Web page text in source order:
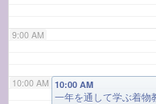
9:00 AM
10:00 AM 10:00 AM
一年を通して学ぶ着